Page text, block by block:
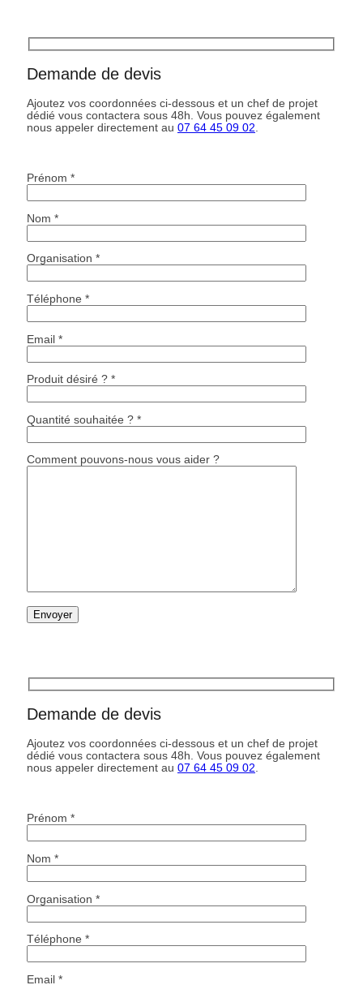
Demande de devis
Ajoutez vos coordonnées ci-dessous et un chef de projet
dédié vous contactera sous 48h. Vous pouvez également
nous appeler directement au 07 64 45 09 02.
Prénom *
Nom *
Organisation *
Téléphone *
Email *
Produit désiré ? *
Quantité souhaitée ? *
Comment pouvons-nous vous aider ?
Demande de devis
Ajoutez vos coordonnées ci-dessous et un chef de projet
dédié vous contactera sous 48h. Vous pouvez également
nous appeler directement au 07 64 45 09 02.
Prénom *
Nom *
Organisation *
Téléphone *
Email *